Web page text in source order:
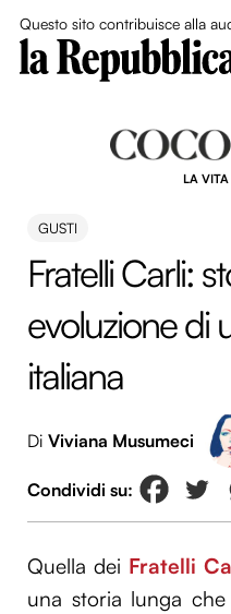
Questo sito contribuisce alla
LA
GUSTI
Fratelli Carli:
evoluzione di
italiana
Di Viviana Musumeci
Quella dei Fratelli
una storia lunga